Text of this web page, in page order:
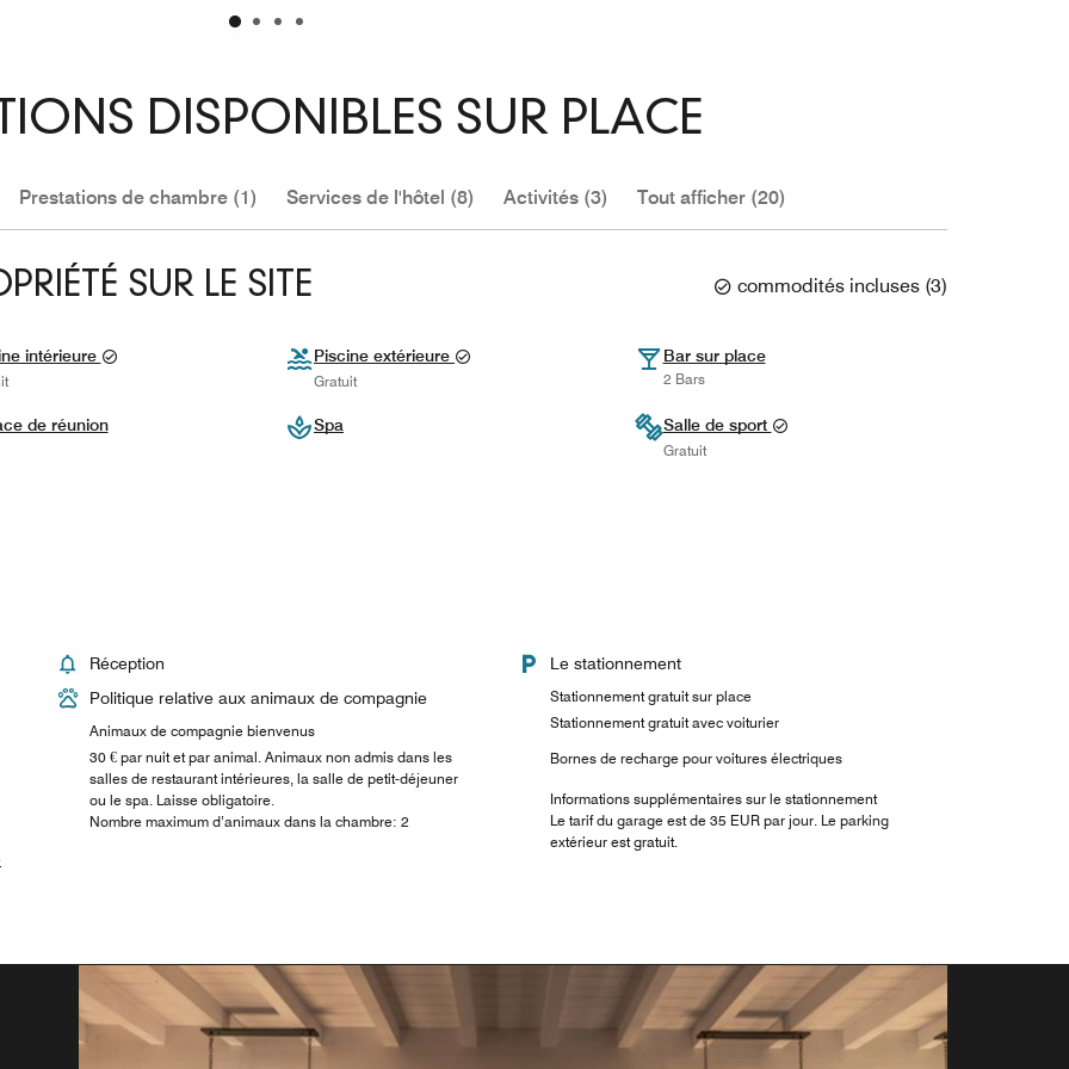
DISPONIBLES SUR PLACE
Prestations de chambre (1) Services de l'hôtel (8) Activités (3) Tout afficher (20)
SUR LE SITE commodités incluses (3)
intérieure Piscine extérieure
Gratuit
Bar sur place
2 Bars
de réunion Spa Salle de sport
Gratuit
Réception
Politique relative aux animaux de compagnie
Animaux de compagnie bienvenus
30 € par nuit et par animal. Animaux non admis dans les
salles de restaurant intérieures, la salle de petit-déjeuner
ou le spa. Laisse obligatoire.
Nombre maximum d’animaux dans la chambre: 2
Le stationnement
Stationnement gratuit sur place
Stationnement gratuit avec voiturier
Bornes de recharge pour voitures électriques
Informations supplémentaires sur le stationnement
Le tarif du garage est de 35 EUR par jour. Le parking
extérieur est gratuit.